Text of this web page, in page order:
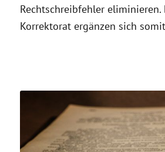
Rechtschreibfehler eliminieren.
Korrektorat ergänzen sich